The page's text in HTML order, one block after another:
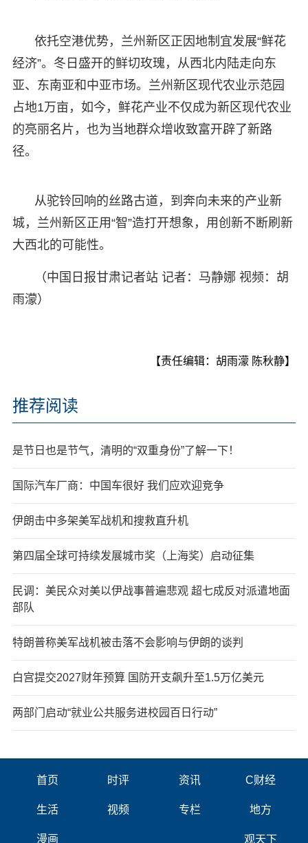
依托空港优势，兰州新区正因地制宜发展“鲜花
经济”。冬日盛开的鲜切玫瑰，从西北内陆走向东
亚、东南亚和中亚市场。兰州新区现代农业示范园
占地1万亩，如今，鲜花产业不仅成为新区现代农业
的亮丽名片，也为当地群众增收致富开辟了新路
径。
从驼铃回响的丝路古道，到奔向未来的产业新
城，兰州新区正用“智”造打开想象，用创新不断刷新
大西北的可能性。
（中国日报甘肃记者站 记者：马静娜 视频：胡
雨濛）
【责任编辑：胡雨濛 陈秋静】
推荐阅读
是节日也是节气，清明的“双重身份”了解一下！
国际汽车厂商：中国车很好 我们应欢迎竞争
伊朗击中多架美军战机和搜救直升机
第四届全球可持续发展城市奖（上海奖）启动征集
民调：美民众对美以伊战事普遍悲观 超七成反对派遣地面
部队
特朗普称美军战机被击落不会影响与伊朗的谈判
白宫提交2027财年预算 国防开支飙升至1.5万亿美元
两部门启动“就业公共服务进校园百日行动”
首页 时评 资讯 C财经
生活 视频 专栏 地方
漫画 观天下